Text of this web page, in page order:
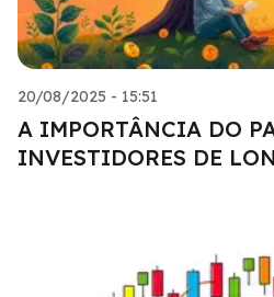
20/08/2025 - 15:51
A IMPORTÂNCIA DO
INVESTIDORES DE